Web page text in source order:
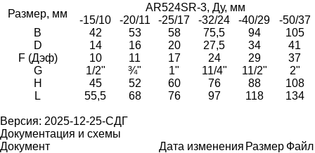
Размер, мм
AR524SR-3, Ду, мм
-15/10
-20/11 -25/17 -32/24 -40/29
-50/37
B
42 53 58 75,5 94
105
D
14 16 20 27,5 34
41
F (Дэф)
10 11 17 24 29
37
G
1/2" ¾" 1" 11/4" 11/2"
2"
H
45 52 60 76 88
108
L
55,5 68 76 97 118 134
Версия: 2025-12-25-СДГ
Документация и схемы
Документ
Дата изменения Размер Файл